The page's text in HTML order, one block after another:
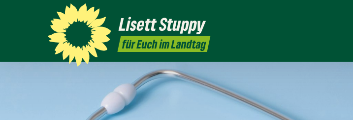
LisettStuppy
für Euch im Landtag